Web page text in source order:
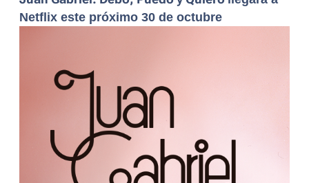
Netflix este próximo 30 de octubre